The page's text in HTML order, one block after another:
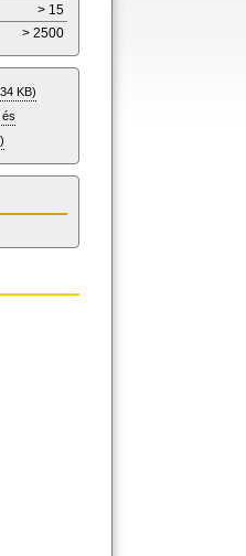
> 15
> 2500
KB)